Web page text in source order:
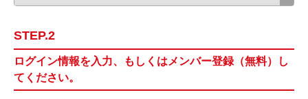
STEP.2
ログイン情報を入力、もしくはメンバー登録（無料）し
てください。